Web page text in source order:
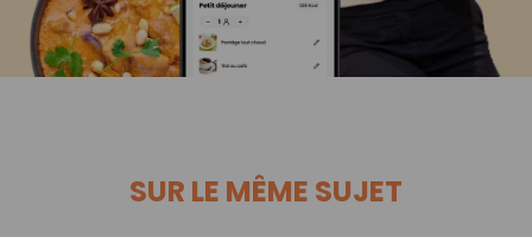
SUR LE MÊME SUJET